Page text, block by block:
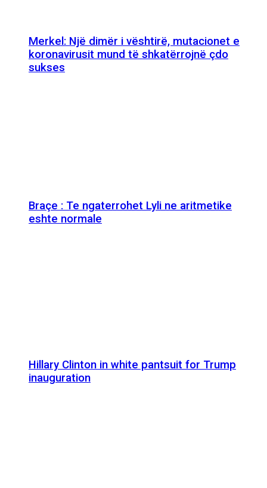
Merkel: Një dimër i vështirë, mutacionet e
koronavirusit mund të shkatërrojnë çdo
sukses
Braçe : Te ngaterrohet Lyli ne aritmetike
eshte normale
Hillary Clinton in white pantsuit for Trump
inauguration